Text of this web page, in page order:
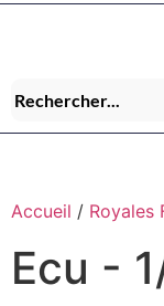
Accueil / Royales
Ecu -